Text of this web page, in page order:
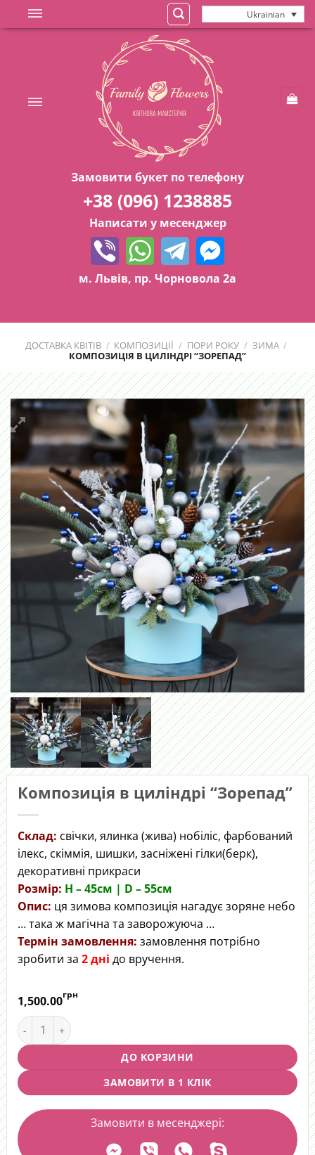
to
Ukrainian
Замовити букет по телефону
+38 (096) 1238885
Написати у месенджер
м. Львів, пр. Чорновола 2а
ДОСТАВКА КВІТІВ / КОМПОЗИЦІЇ / ПОРИ РОКУ / ЗИМА /
КОМПОЗИЦІЯ В ЦИЛІНДРІ “ЗОРЕПАД”
Композиція в циліндрі “Зорепад”
Склад: свічки, ялинка (жива) нобіліс, фарбований
ілекс, скіммія, шишки, засніжені гілки(берк),
декоративні прикраси
Розмір: H – 45cм | D – 55см
Опис: ця зимова композиція нагадує зоряне небо
… така ж магічна та заворожуюча …
Термін замовлення: замовлення потрібно
зробити за 2дні до вручення.
1,500.00грн
Композиція в циліндрі "Зорепад" quantity
ДО КОРЗИНИ
ЗАМОВИТИ В 1 КЛІК
Замовити в месенджері: